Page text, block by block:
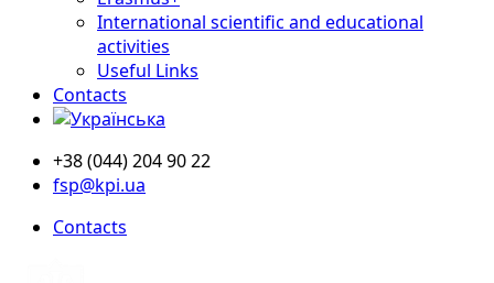
International scientific and educational
activities
Useful Links
Contacts
+38 (044) 204 90 22
fsp@kpi.ua
Contacts